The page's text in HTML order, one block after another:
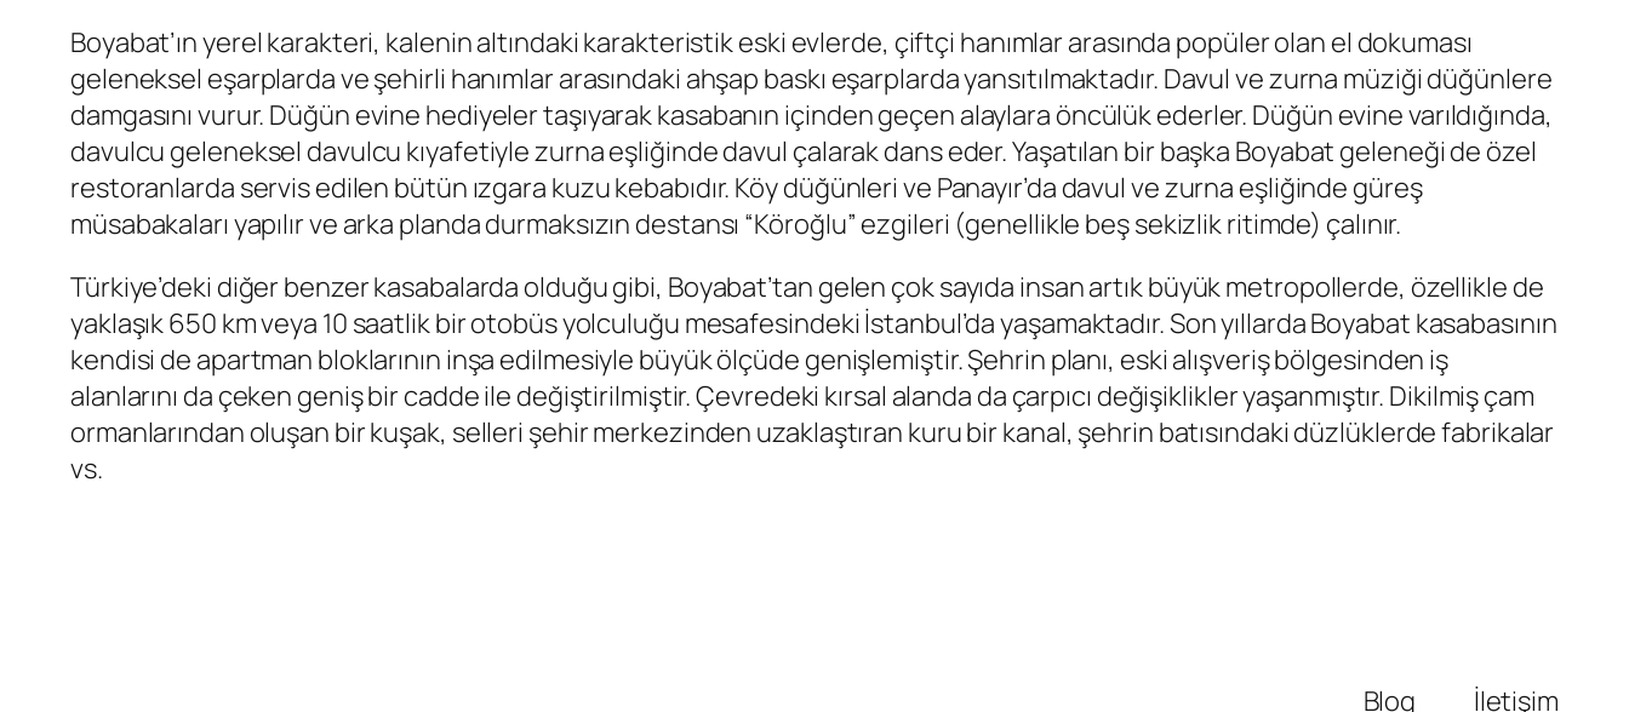
Boyabat’ın yerel karakteri, kalenin altındaki karakteristik eski evlerde, çiftçi hanımlar arasında popüler olan el dokuması
geleneksel eşarplarda ve şehirli hanımlar arasındaki ahşap baskı eşarplarda yansıtılmaktadır. Davul ve zurna müziği düğünlere
damgasını vurur. Düğün evine hediyeler taşıyarak kasabanın içinden geçen alaylara öncülük ederler. Düğün evine varıldığında,
davulcu geleneksel davulcu kıyafetiyle zurna eşliğinde davul çalarak dans eder. Yaşatılan bir başka Boyabat geleneği de özel
restoranlarda servis edilen bütün ızgara kuzu kebabıdır. Köy düğünleri ve Panayır’da davul ve zurna eşliğinde güreş
müsabakaları yapılır ve arka planda durmaksızın destansı “Köroğlu” ezgileri (genellikle beş sekizlik ritimde) çalınır.
Türkiye’deki diğer benzer kasabalarda olduğu gibi, Boyabat’tan gelen çok sayıda insan artık büyük metropollerde, özellikle de
yaklaşık 650 km veya 10 saatlik bir otobüs yolculuğu mesafesindeki İstanbul’da yaşamaktadır. Son yıllarda Boyabat kasabasının
kendisi de apartman bloklarının inşa edilmesiyle büyük ölçüde genişlemiştir. Şehrin planı, eski alışveriş bölgesinden iş
alanlarını da çeken geniş bir cadde ile değiştirilmiştir. Çevredeki kırsal alanda da çarpıcı değişiklikler yaşanmıştır. Dikilmiş çam
ormanlarından oluşan bir kuşak, selleri şehir merkezinden uzaklaştıran kuru bir kanal, şehrin batısındaki düzlüklerde fabrikalar
vs.
Blog İletişim